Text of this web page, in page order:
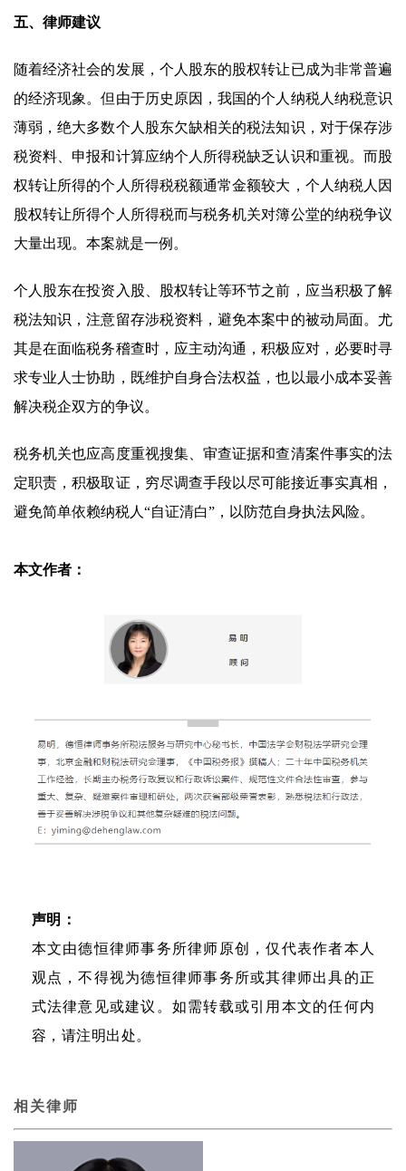
五、律师建议
随着经济社会的发展，个人股东的股权转让已成为非常普遍
的经济现象。但由于历史原因，我国的个人纳税人纳税意识
薄弱，绝大多数个人股东欠缺相关的税法知识，对于保存涉
税资料、申报和计算应纳个人所得税缺乏认识和重视。而股
权转让所得的个人所得税税额通常金额较大，个人纳税人因
股权转让所得个人所得税而与税务机关对簿公堂的纳税争议
大量出现。本案就是一例。
个人股东在投资入股、股权转让等环节之前，应当积极了解
税法知识，注意留存涉税资料，避免本案中的被动局面。尤
其是在面临税务稽查时，应主动沟通，积极应对，必要时寻
求专业人士协助，既维护自身合法权益，也以最小成本妥善
解决税企双方的争议。
税务机关也应高度重视搜集、审查证据和查清案件事实的法
定职责，积极取证，穷尽调查手段以尽可能接近事实真相，
避免简单依赖纳税人“自证清白”，以防范自身执法风险。
本文作者：
声明：
本文由德恒律师事务所律师原创，仅代表作者本人
观点，不得视为德恒律师事务所或其律师出具的正
式法律意见或建议。如需转载或引用本文的任何内
容，请注明出处。
相关律师